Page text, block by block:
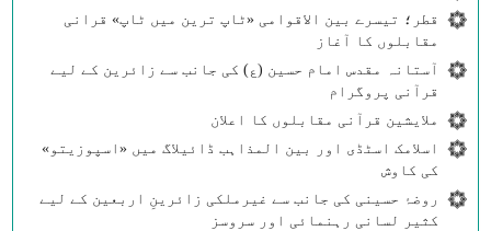
قطر؛ تیسرے بین الاقوامی «ٹاپ ترین میں ٹاپ» قرانی
مقابلوں کا آغاز
آستانہ مقدس امام حسین (ع) کی جانب سے زائرین کے لیے
قرآنی پروگرام
ملایشین قرآنی مقابلوں کا اعلان
اسلامک اسٹڈی اور بین المذاہب ڈائیلاگ میں «اسپوزیتو»
کی کاوش
روضۂ حسینی کی جانب سے غیرملکی زائرینِ اربعین کے لیے
کثیر لسانی رہنمائی اور سروسز